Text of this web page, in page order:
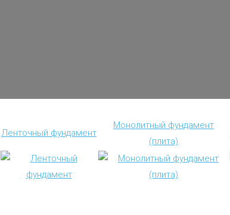
Ленточный фундамент
Монолитный фундамент
(плита)